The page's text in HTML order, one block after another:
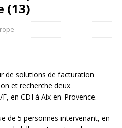
(13)
de solutions de facturation
et recherche deux
en CDI à Aix-en-Provence.
de 5 personnes intervenant, en